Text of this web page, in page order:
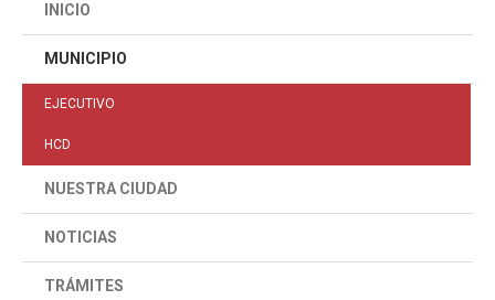
INICIO
MUNICIPIO
EJECUTIVO
HCD
NUESTRA CIUDAD
NOTICIAS
TRÁMITES